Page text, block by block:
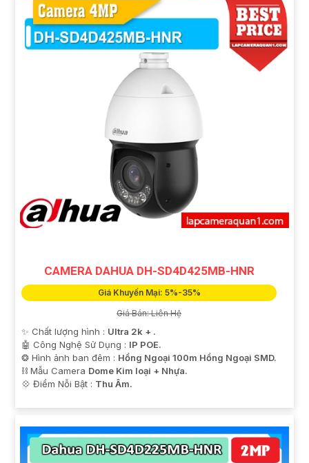
CAMERA DAHUA DH-SD4D425MB-HNR
Giá Khuyến Mại: 5%-35%
Giá Bán: Liên Hệ
✨ Chất lượng hình : Ultra 2k + .
🤖️ Công Nghệ Sử Dụng : IP POE.
❂ Hình ảnh ban đêm : Hồng Ngoại 100m Hồng Ngoại SMD.
⛓ Mẫu Camera Dome Kim loại + Nhựa.
️💠 Điểm Nỗi Bật : Thu Âm.